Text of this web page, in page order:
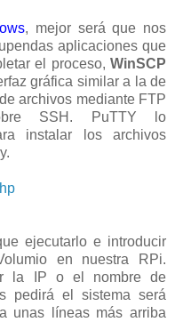
, mejor será que nos
aplicaciones que
el proceso, WinSCP
gráfica similar a la de
archivos mediante FTP
SSH. PuTTY lo
instalar los archivos
ejecutarlo e introducir
en nuestra RPi.
la IP o el nombre de
pedirá el sistema será
unas líneas más arriba